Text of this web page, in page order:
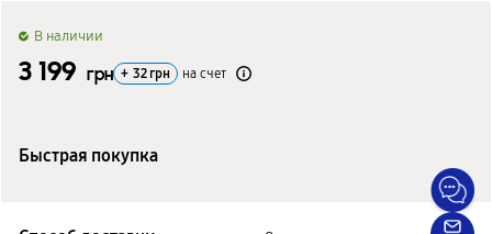
B наличии
3 199 грн + 32 грн на счет
Быстрая покупка